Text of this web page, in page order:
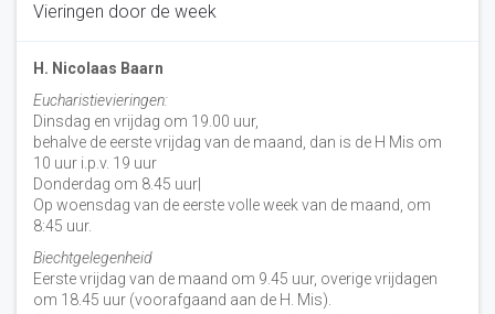
Vieringen door de week
H. Nicolaas Baarn
Eucharistievieringen:
Dinsdag en vrijdag om 19.00 uur,
behalve de eerste vrijdag van de maand, dan is de H Mis om
10 uur i.p.v. 19 uur
Donderdag om 8.45 uur|
Op woensdag van de eerste volle week van de maand, om
8:45 uur.
Biechtgelegenheid
Eerste vrijdag van de maand om 9.45 uur, overige vrijdagen
om 18.45 uur (voorafgaand aan de H. Mis).